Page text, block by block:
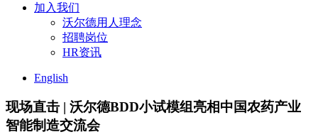
加入我们
沃尔德用人理念
招聘岗位
HR资讯
English
现场直击 | 沃尔德BDD小试模组亮相中国农药产业
智能制造交流会